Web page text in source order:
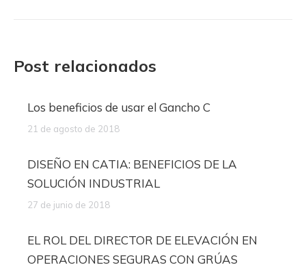
Post relacionados
Los beneficios de usar el Gancho C
21 de agosto de 2018
DISEÑO EN CATIA: BENEFICIOS DE LA
SOLUCIÓN INDUSTRIAL
27 de junio de 2018
EL ROL DEL DIRECTOR DE ELEVACIÓN EN
OPERACIONES SEGURAS CON GRÚAS